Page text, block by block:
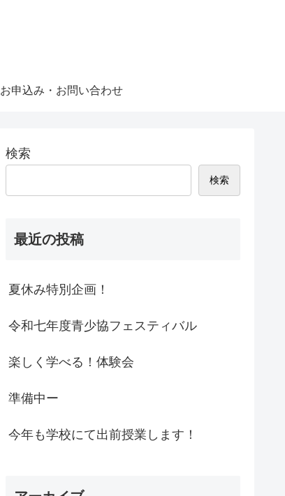
お申込み・お問い合わせ
検索
検索
最近の投稿
夏休み特別企画！
令和七年度青少協フェスティバル
楽しく学べる！体験会
準備中ー
今年も学校にて出前授業します！